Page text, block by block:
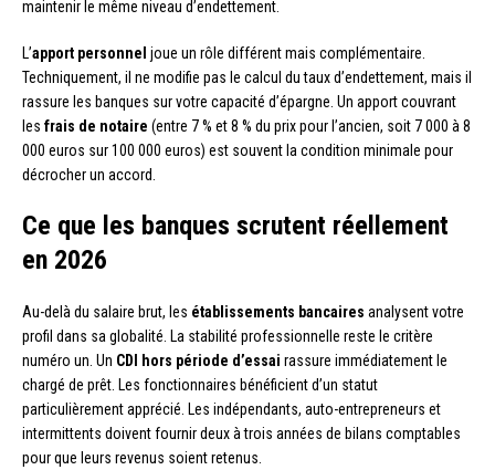
maintenir le même niveau d’endettement.
L’apport personnel joue un rôle différent mais complémentaire.
Techniquement, il ne modifie pas le calcul du taux d’endettement, mais il
rassure les banques sur votre capacité d’épargne. Un apport couvrant
les frais de notaire (entre 7 % et 8 % du prix pour l’ancien, soit 7 000 à 8
000 euros sur 100 000 euros) est souvent la condition minimale pour
décrocher un accord.
Ce que les banques scrutent réellement
en 2026
Au-delà du salaire brut, les établissements bancaires analysent votre
profil dans sa globalité. La stabilité professionnelle reste le critère
numéro un. Un CDI hors période d’essai rassure immédiatement le
chargé de prêt. Les fonctionnaires bénéficient d’un statut
particulièrement apprécié. Les indépendants, auto-entrepreneurs et
intermittents doivent fournir deux à trois années de bilans comptables
pour que leurs revenus soient retenus.